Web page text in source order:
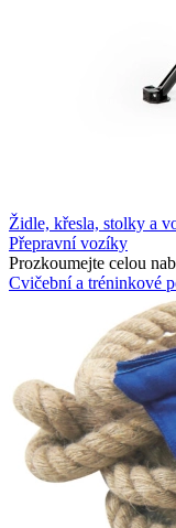
Židle, křesla, stolky a
Přepravní vozíky
Prozkoumejte celou
Cvičební a tréninkové